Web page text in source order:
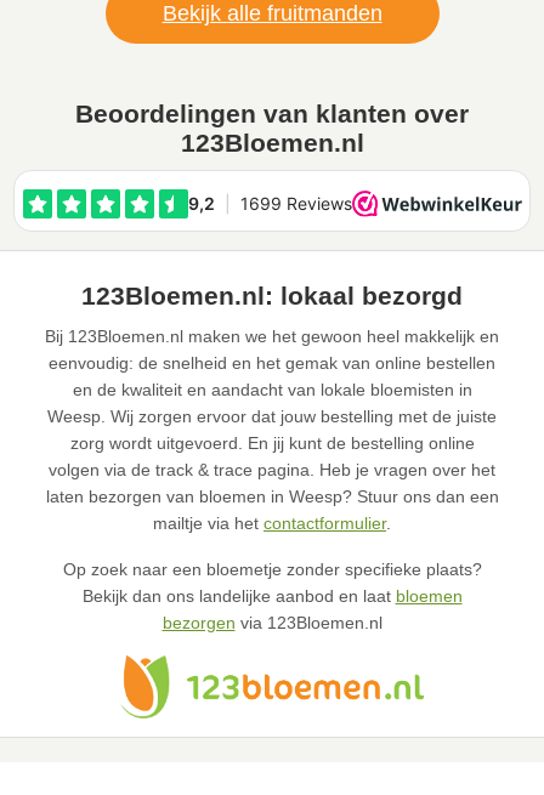
Bekijk alle fruitmanden
Beoordelingen van klanten over
123Bloemen.nl
123Bloemen.nl: lokaal bezorgd
Bij 123Bloemen.nl maken we het gewoon heel makkelijk en
eenvoudig: de snelheid en het gemak van online bestellen
en de kwaliteit en aandacht van lokale bloemisten in
Weesp. Wij zorgen ervoor dat jouw bestelling met de juiste
zorg wordt uitgevoerd. En jij kunt de bestelling online
volgen via de track & trace pagina. Heb je vragen over het
laten bezorgen van bloemen in Weesp? Stuur ons dan een
mailtje via het contactformulier.
Op zoek naar een bloemetje zonder specifieke plaats?
Bekijk dan ons landelijke aanbod en laat bloemen
bezorgen via 123Bloemen.nl